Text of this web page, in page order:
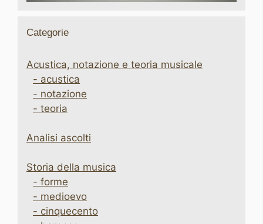
Categorie
Acustica, notazione e teoria musicale
- acustica
- notazione
- teoria
Analisi ascolti
Storia della musica
- forme
- medioevo
- cinquecento